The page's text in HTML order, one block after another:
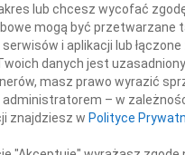
Z głębokim żalem
dniu 13 kwietnia 2020 roku
lub chcesz wycofać
mogą być przetwarzane
i aplikacji lub
danych jest uzasadniony
masz prawo wyrazić
– w
znajdziesz w Polityce